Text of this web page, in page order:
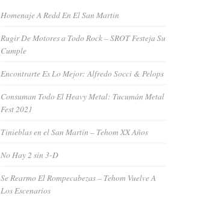
Homenaje A Redd En El San Martin
Rugir De Motores a Todo Rock – SROT Festeja Su
Cumple
Encontrarte Es Lo Mejor: Alfredo Socci & Pelops
Consuman Todo El Heavy Metal: Tucumán Metal
Fest 2021
Tinieblas en el San Martín – Tehom XX Años
No Hay 2 sin 3-D
Se Rearmo El Rompecabezas – Tehom Vuelve A
Los Escenarios